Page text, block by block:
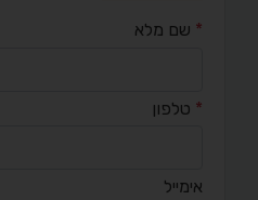
* שם מלא
* טלפון
אימייל